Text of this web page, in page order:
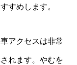
すめします。
アクセスは非常
れます。やむを